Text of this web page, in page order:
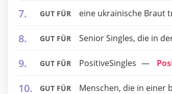
GUT FÜR eine ukrainische Braut
GUT FÜR Senior Singles, die in
GUT FÜR PositiveSingles
GUT FÜR Menschen, die in einer